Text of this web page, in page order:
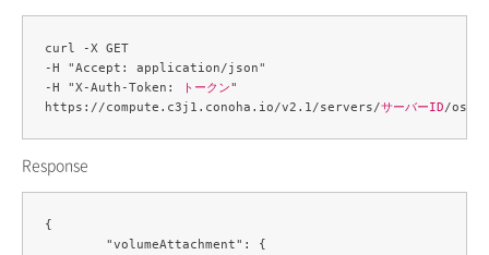
curl -X GET
-H "Accept: application/json"
-H "X-Auth-Token:
トークン"
https://compute.c3j1.conoha.io/v2.1/servers/サーバーID/os-
Response
{